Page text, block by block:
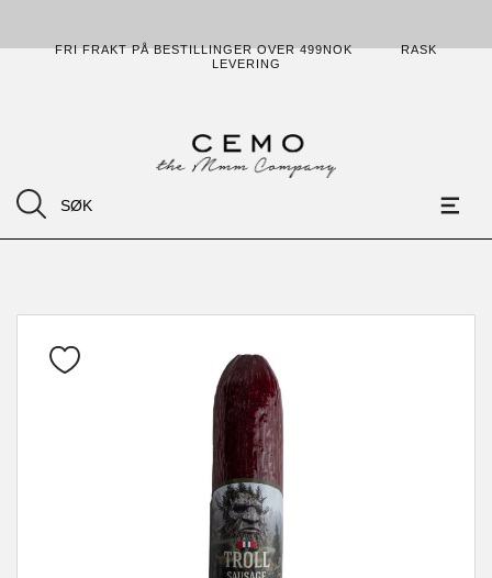
FRI FRAKT PÅ BESTILLINGER OVER 499NOK
RASK
LEVERING